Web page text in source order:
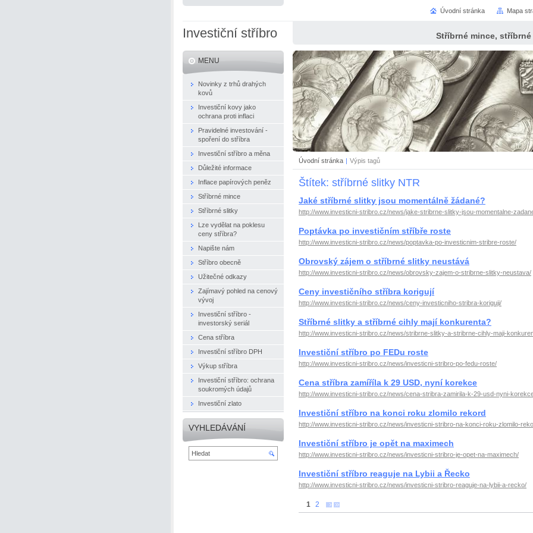
Investiční stříbro Stříbrné mince,
Úvodní stránka | Výpis tagů
Štítek: stříbrné slitky NTR
Jaké stříbrné slitky jsou momentálně žádané?
http://www.investicni-stribro.cz/news/jake-stribrne-slitky-jsou-momentalne-
Poptávka po investičním stříbře roste
http://www.investicni-stribro.cz/news/poptavka-po-investicnim-stribre-roste/
Obrovský zájem o stříbrné slitky neustává
http://www.investicni-stribro.cz/news/obrovsky-zajem-o-stribrne-slitky-neustava/
Ceny investičního stříbra korigují
http://www.investicni-stribro.cz/news/ceny-investicniho-stribra-koriguji/
Stříbrné slitky a stříbrné cihly mají konkurenta?
http://www.investicni-stribro.cz/news/stribrne-slitky-a-stribrne-cihly-maji-
Investiční stříbro po FEDu roste
http://www.investicni-stribro.cz/news/investicni-stribro-po-fedu-roste/
Cena stříbra zamíříla k 29 USD, nyní korekce
http://www.investicni-stribro.cz/news/cena-stribra-zamirila-k-29-usd-nyni-
Investiční stříbro na konci roku zlomilo rekord
http://www.investicni-stribro.cz/news/investicni-stribro-na-konci-roku-zlomilo-
Investiční stříbro je opět na maximech
http://www.investicni-stribro.cz/news/investicni-stribro-je-opet-na-maximech/
Investiční stříbro reaguje na Lybii a Řecko
http://www.investicni-stribro.cz/news/investicni-stribro-reaguje-na-lybii-a-recko/
1 2
MENU
Novinky z trhů drahých
kovů
Investiční kovy jako
ochrana proti inflaci
Pravidelné investování -
spoření do stříbra
Investiční stříbro a měna
Důležité informace
Inflace papírových peněz
Stříbrné mince
Stříbrné slitky
Lze vydělat na poklesu
ceny stříbra?
Napište nám
Stříbro obecně
Užitečné odkazy
Zajímavý pohled na cenový
vývoj
Investiční stříbro -
investorský seriál
Cena stříbra
Investiční stříbro DPH
Výkup stříbra
Investiční stříbro: ochrana
soukromých údajů
Investiční zlato
VYHLEDÁVÁNÍ
Úvodní stránka Mapa